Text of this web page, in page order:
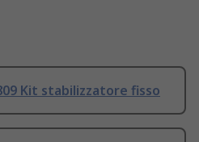
Kit stabilizzatore fisso